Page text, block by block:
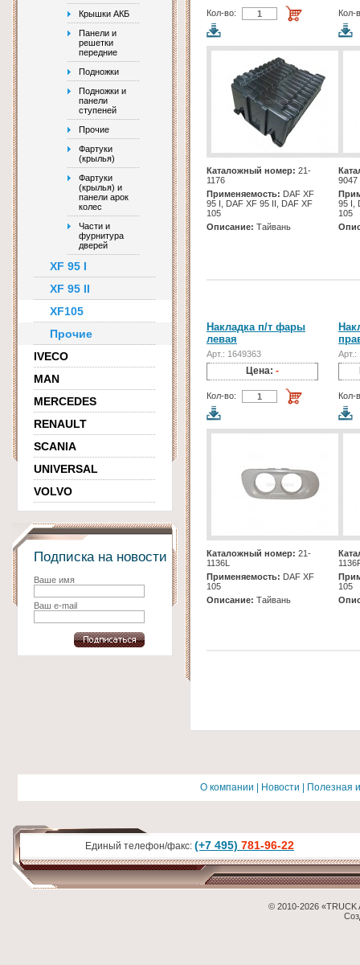
Крышки АКБ
Панели и
решетки
передние
Подножки
Подножки и
панели
ступеней
Прочие
Фартуки
(крылья)
Фартуки
(крылья) и
панели арок
колес
Части и
фурнитура
дверей
XF 95 I
XF 95 II
XF105
Прочие
IVECO
MAN
MERCEDES
RENAULT
SCANIA
UNIVERSAL
VOLVO
Подписка на новости
Ваше имя
Ваш e-mail
Кол-во:
Каталожный номер: 21-
1176
Применяемость: DAF XF
95 I, DAF XF 95 II, DAF XF
105
Описание: Тайвань
Кол-
9047
95 I,
105
Накладка п/т фары
левая
Арт.: 1649363
Цена: -
Кол-во:
Каталожный номер: 21-
1136L
Применяемость: DAF XF
105
Описание: Тайвань
Арт.:
Кол-
105
О компании Новости Полезная
Единый телефон/факс: (+7 495) 781-96-22
© 2010-2026